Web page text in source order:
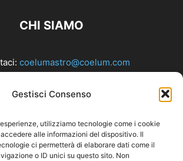
Gestisci Consenso
utilizziamo tecnologie come i cookie
alle informazioni del dispositivo. Il
ci permetterà di elaborare dati come il
o ID unici su questo sito. Non
CHI SIAMO
coelumastro@coelum.com
SEGUICI